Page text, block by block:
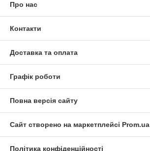
Про нас
Контакти
Доставка та оплата
Графік роботи
Повна версія сайту
Сайт створено на маркетплейсі Prom.ua
Політика конфіденційності